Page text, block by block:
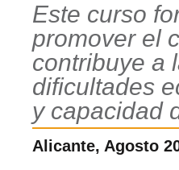
Este curso
promover el
contribuye a
dificultades
y capacidad
Alicante, Agosto